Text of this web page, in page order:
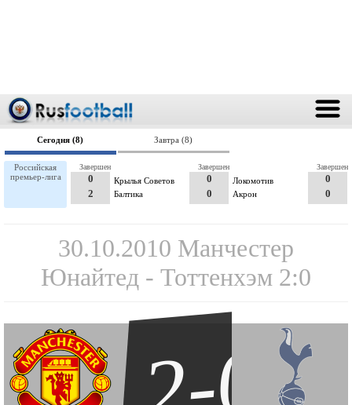
Сегодня (8) Завтра (8)
Российская
премьер-лига
Крылья Советов
0
2
Балтика
Завершен
Локомотив
0
0
Акрон
Завершен
0
0
Завершен
30.10.2010 Манчестер
Юнайтед - Тоттенхэм 2:0